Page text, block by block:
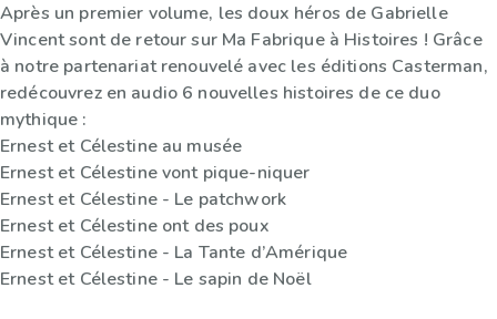
Après un premier volume, les doux héros de Gabrielle
Vincent sont de retour sur Ma Fabrique à Histoires ! Grâce
à notre partenariat renouvelé avec les éditions Casterman,
redécouvrez en audio 6 nouvelles histoires de ce duo
mythique :
Ernest et Célestine au musée
Ernest et Célestine vont pique-niquer
Ernest et Célestine - Le patchwork
Ernest et Célestine ont des poux
Ernest et Célestine - La Tante d’Amérique
Ernest et Célestine - Le sapin de Noël